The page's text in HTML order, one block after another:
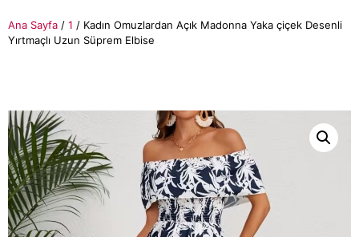
Ana Sayfa / 1 / Kadın Omuzlardan Açık Madonna Yaka çiçek Desenli
Yırtmaçlı Uzun Süprem Elbise